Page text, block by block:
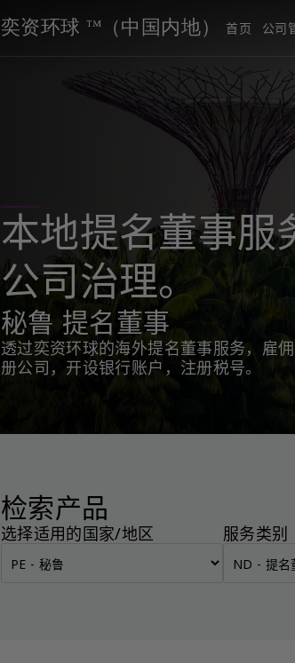
奕资环球 ™（中国内地） 首页 公司
本地提名董事服
公司治理。
秘鲁 提名董事
透过奕资环球的海外提名董事服务，雇
册公司，开设银行账户，注册税号。
检索产品
选择适用的国家/地区 服务类别